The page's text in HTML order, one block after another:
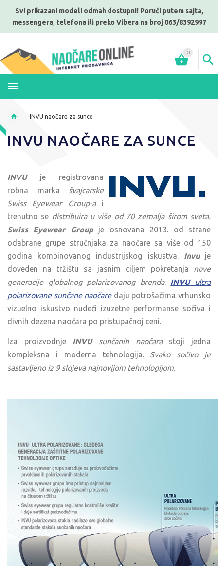
Svi prikazani modeli odmah dostupni! Poruči putem sajta,
messengera, telefona ili preko Vibera na broj 063/8392997
0
INVU naočare za sunce
INVU NAOČARE ZA SUNCE
INVU je registrovana
robna marka švajcarske
Swiss Eyewear Group-ai
trenutno se distribuira u više od 70 zemalja širom sveta.
Swiss Eyewear Groupje osnovana 2013. od strane
odabrane grupe stručnjaka za naočare sa više od 150
godina kombinovanog industrijskog iskustva. Invu je
doveden na tržištu sa jasnim ciljem pokretanja nove
generacije globalnog polarizovanog brenda. INVU ultra
polarizovane sunčane naočare daju potrošačima vrhunsko
vizuelno iskustvo nudeći izuzetne performanse sočiva i
divnih dezena naočara po pristupačnoj ceni.
Iza proizvodnje INVU sunčanih naočarastoji jedna
kompleksna i moderna tehnologija.
Svako sočivo je
sastavljeno iz 9 slojeva najnovijom tehnologijom.